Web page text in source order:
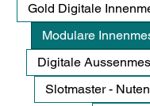
Gold Digitale
Modulare
Digitale
Slotmaster -